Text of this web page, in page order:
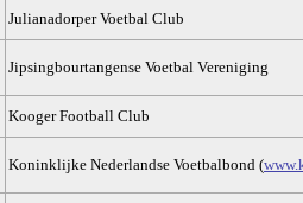
Julianadorper Voetbal Club
Jipsingbourtangense Voetbal Vereniging
Kooger Football Club
Koninklijke Nederlandse Voetbalbond (